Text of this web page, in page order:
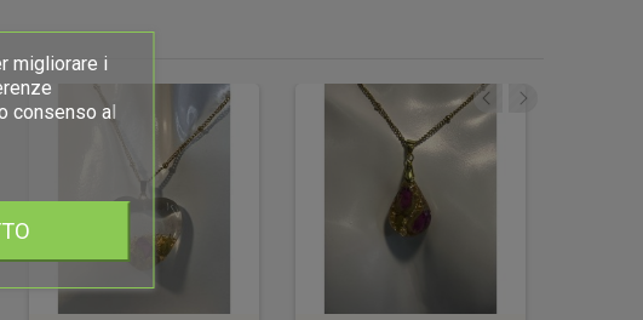
migliorare i
consenso al